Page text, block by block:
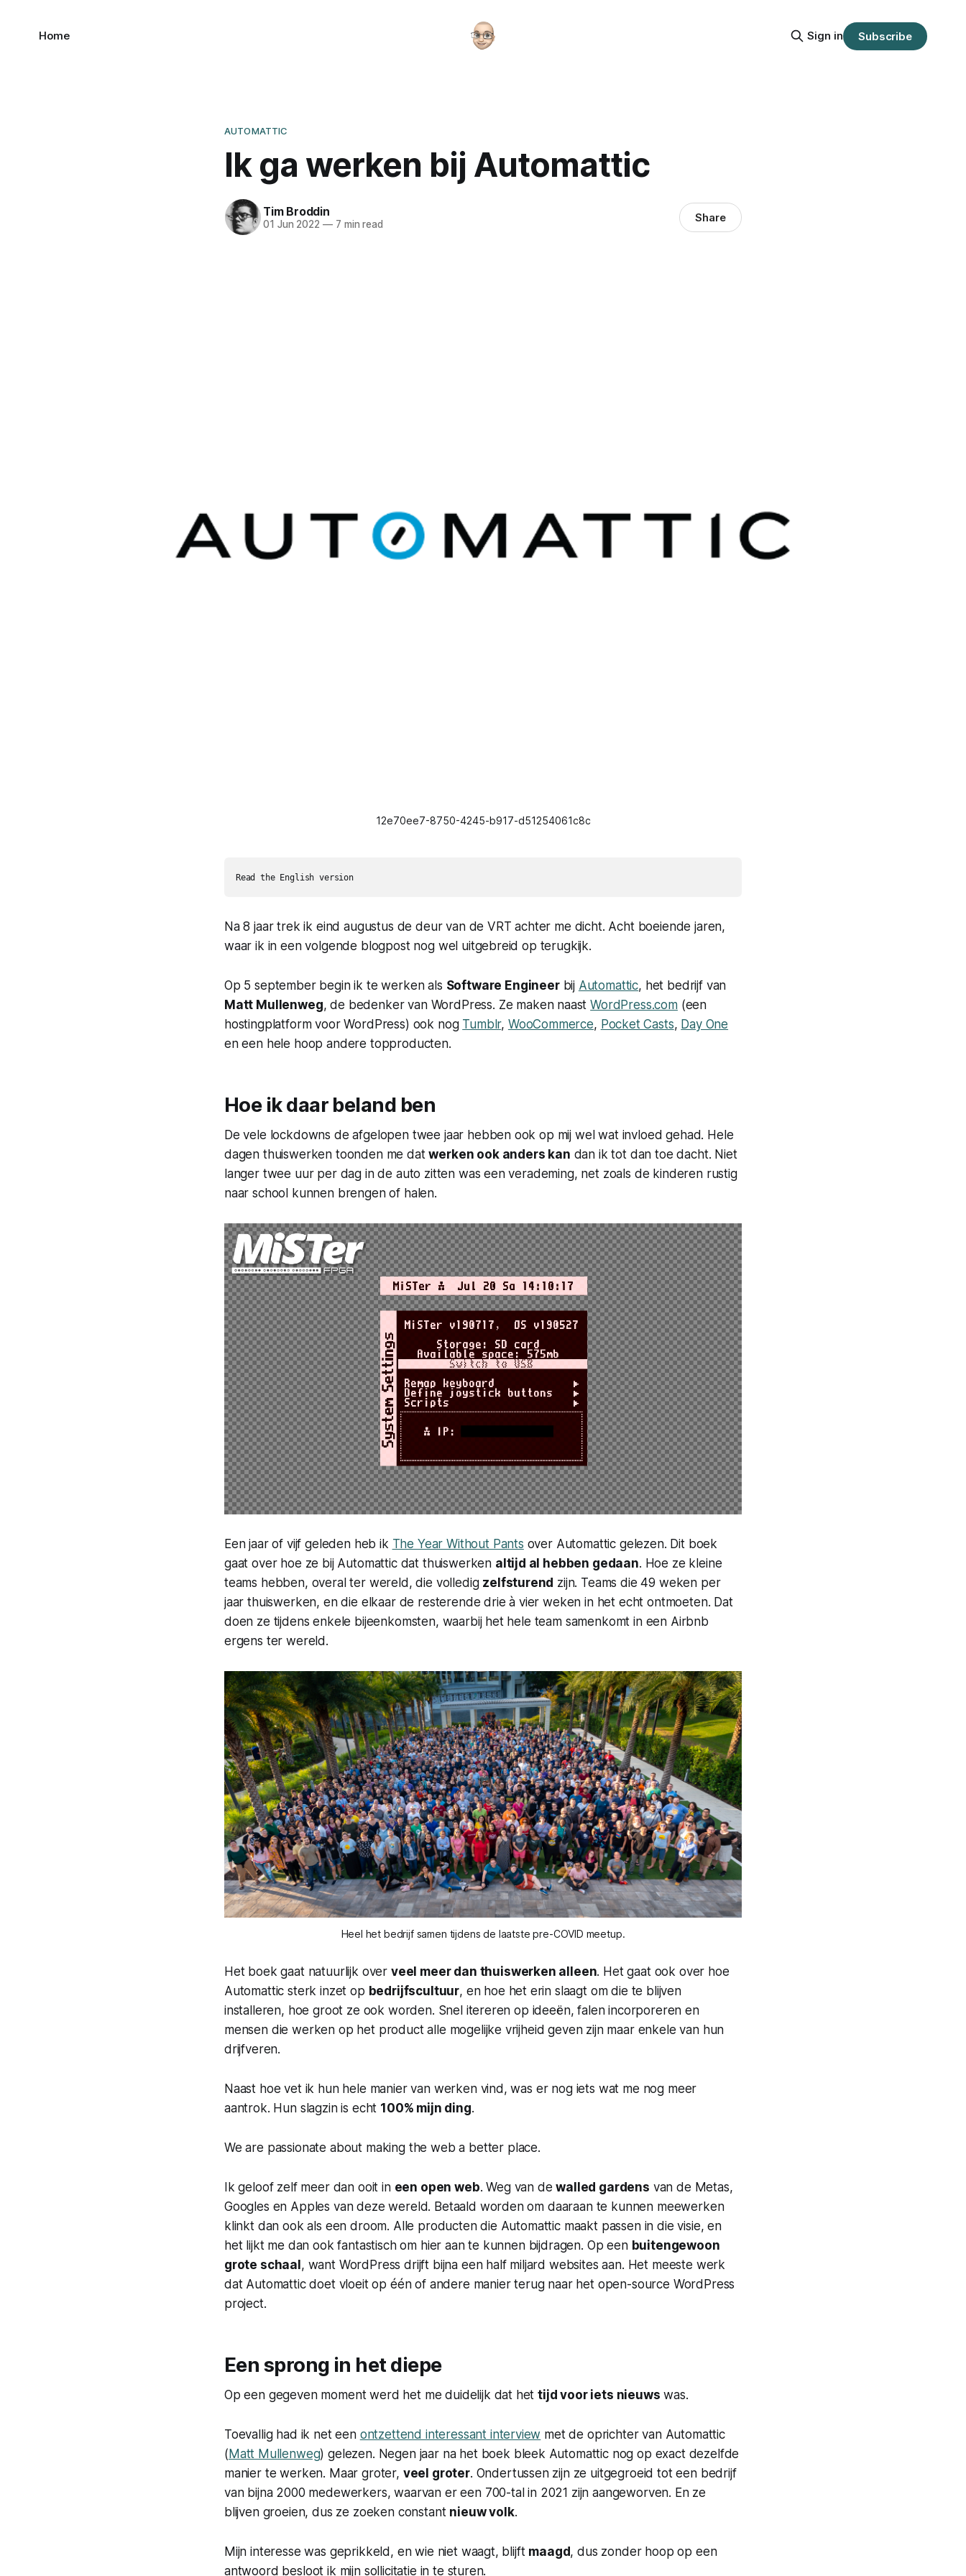
Home Sign in Subscribe
AUTOMATTIC
Ik ga werken bij Automattic
Tim Broddin
01 Jun 2022 —7 min read Share
12e70ee7-8750-4245-b917-d51254061c8c
Read the English version
Na 8 jaar trek ik eind augustus de deur van de VRT achter me dicht. Acht boeiende jaren,
waar ik in een volgende blogpost nog wel uitgebreid op terugkijk.
Op 5 september begin ik te werken als Software Engineerbij Automattic, het bedrijf van
Matt Mullenweg, de bedenker van WordPress. Ze maken naastWordPress.com(een
hostingplatform voor WordPress) ook nog Tumblr, WooCommerce, Pocket Casts, Day One
en een hele hoop andere topproducten.
Hoe ik daar beland ben
De vele lockdowns de afgelopen twee jaar hebben ook op mij wel wat invloed gehad. Hele
dagen thuiswerken toonden me datwerken ook anders kan dan ik tot dan toe dacht. Niet
langer twee uur per dag in de auto zitten was een verademing, net zoals de kinderen rustig
naar school kunnen brengen of halen.
Een jaar of vijf geleden heb ik The Year Without Pants over Automattic gelezen. Dit boek
gaat over hoe ze bij Automattic dat thuiswerken altijd al hebben gedaan. Hoe ze kleine
teams hebben, overal ter wereld, die volledig zelfsturend zijn. Teams die 49 weken per
jaar thuiswerken, en die elkaar de resterende drie à vier weken in het echt ontmoeten. Dat
doen ze tijdens enkele bijeenkomsten, waarbij het hele team samenkomt in een Airbnb
ergens ter wereld.
Heel het bedrijf samen tijdens de laatste pre-COVID meetup.
Het boek gaat natuurlijk over veel meer dan thuiswerken alleen. Het gaat ook over hoe
Automattic sterk inzet op bedrijfscultuur, en hoe het erin slaagt om die te blijven
installeren, hoe groot ze ook worden. Snel itereren op ideeën, falen incorporeren en
mensen die werken op het product alle mogelijke vrijheid geven zijn maar enkele van hun
drijfveren.
Naast hoe vet ik hun hele manier van werken vind, was er nog iets wat me nog meer
aantrok. Hun slagzin is echt 100% mijn ding.
We are passionate about making the web a better place.
Ik geloof zelf meer dan ooit in een open web. Weg van dewalled gardens van de Metas,
Googles en Apples van deze wereld. Betaald worden om daaraan te kunnen meewerken
klinkt dan ook als een droom. Alle producten die Automattic maakt passen in die visie, en
het lijkt me dan ook fantastisch om hier aan te kunnen bijdragen. Op een buitengewoon
grote schaal , want WordPress drijft bijna een half miljard websites aan. Het meeste werk
dat Automattic doet vloeit op één of andere manier terug naar het open-source WordPress
project.
Een sprong in het diepe
Op een gegeven moment werd het me duidelijk dat hettijd voor iets nieuws was.
Toevallig had ik net een ontzettend interessant interview met de oprichter van Automattic
( Matt Mullenweg) gelezen. Negen jaar na het boek bleek Automattic nog op exact dezelfde
manier te werken. Maar groter, veel groter. Ondertussen zijn ze uitgegroeid tot een bedrijf
van bijna 2000 medewerkers, waarvan er een 700-tal in 2021 zijn aangeworven. En ze
blijven groeien, dus ze zoeken constant nieuw volk.
Mijn interesse was geprikkeld, en wie niet waagt, blijft maagd, dus zonder hoop op een
antwoord besloot ik mijn sollicitatie in te sturen.